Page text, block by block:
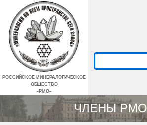
РОССИЙСКОЕ МИНЕРАЛОГИЧЕСКОЕ
ОБЩЕСТВО
–РМО–
ЧЛЕНЫ РМО